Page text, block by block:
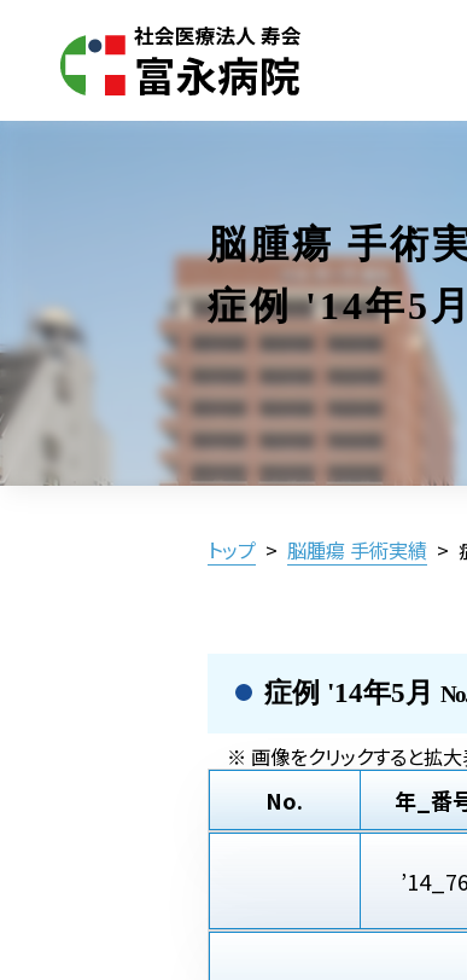
脳腫瘍 手術
症例 '14年5月
トップ > 脳腫瘍 手術実績 >
症例 '14年5月 No.
※ 画像をクリックすると拡
No. 年_番
’14_76